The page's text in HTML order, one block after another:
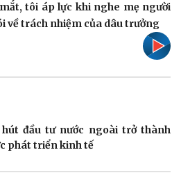
Ô tô - Xe máy
Tư vấn
tôi áp lực khi nghe mẹ người
về trách nhiệm của dâu trưởng
đầu tư nước ngoài trở thành
phát triển kinh tế